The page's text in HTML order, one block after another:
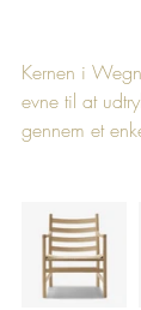
Kernen i
evne til at
gennem et